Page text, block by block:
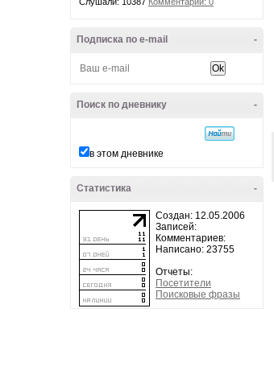
-
Подписка по e-mail
-
Поиск по дневнику
в этом дневнике
-
Статистика
Создан: 12.05.2006
Записей:
Комментариев:
Написано: 23755
Отчеты:
Посетители
Поисковые фразы